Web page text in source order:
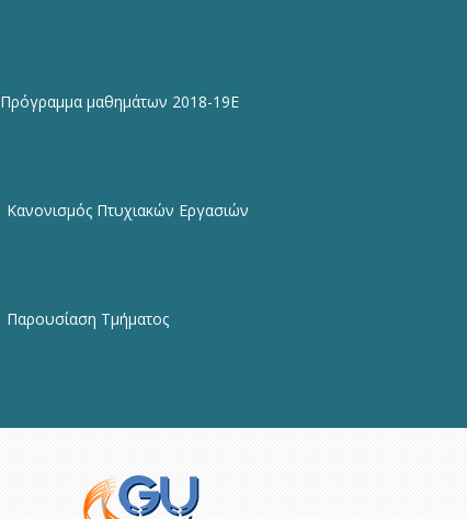
Πρόγραμμα μαθημάτων 2018-19Ε
Κανονισμός Πτυχιακών Εργασιών
Παρουσίαση Τμήματος